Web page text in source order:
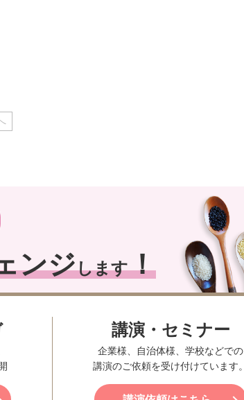
ンジします！
講演・セミナー
企業様、自治体様、学校などでの
講演のご依頼を受け付けています。